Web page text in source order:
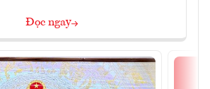
Đọc ngay